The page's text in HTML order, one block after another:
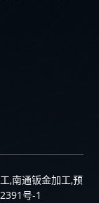
,南通钣金加工,预
号-1